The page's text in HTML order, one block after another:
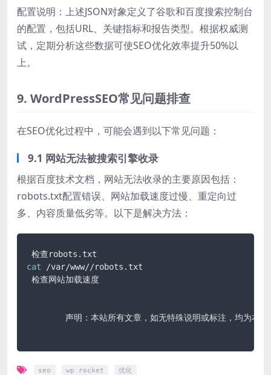
配置说明：上述JSON对象定义了谷歌和百度搜索控制台
的配置，包括URL、关键指标和报告类型。根据权威测
试，定期分析这些数据可使SEO优化效率提升50%以
上。
9. WordPressSEO常见问题排查
在SEO优化过程中，可能会遇到以下常见问题：
9.1 网站无法被搜索引擎收录
根据百度技术文档，网站无法收录的主要原因包括：
robots.txt配置错误、网站加载速度过慢、重定向过
多、内容质量低劣等。以下是解决方法：
cat /var/www//robots.txt
检查网站加载速度
seo wp rocket 优化